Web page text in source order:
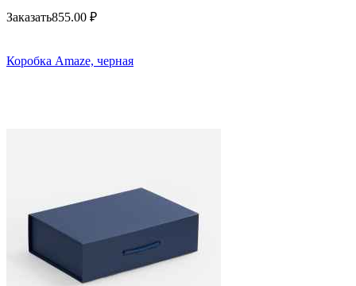
Заказать855.00 ₽
Коробка Amaze, черная